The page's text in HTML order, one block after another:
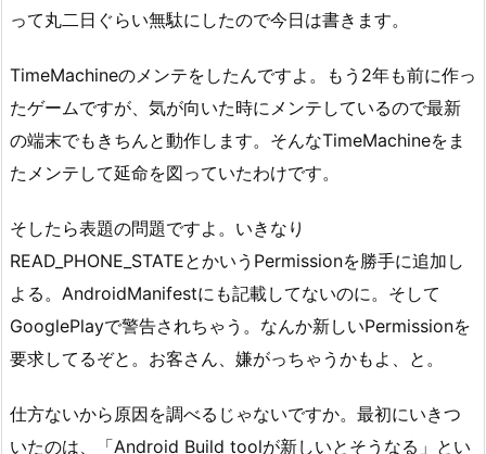
って丸二日ぐらい無駄にしたので今日は書きます。
TimeMachineのメンテをしたんですよ。もう2年も前に作っ
たゲームですが、気が向いた時にメンテしているので最新
の端末でもきちんと動作します。そんなTimeMachineをま
たメンテして延命を図っていたわけです。
そしたら表題の問題ですよ。いきなり
READ_PHONE_STATEとかいうPermissionを勝手に追加し
よる。AndroidManifestにも記載してないのに。そして
GooglePlayで警告されちゃう。なんか新しいPermissionを
要求してるぞと。お客さん、嫌がっちゃうかもよ、と。
仕方ないから原因を調べるじゃないですか。最初にいきつ
いたのは、「Android Build toolが新しいとそうなる」とい